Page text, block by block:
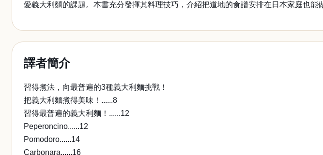
愛義大利麵的課題。本書充分發揮其料理技巧，介紹把道地的食譜安排在日本家庭也能
譯者簡介
習得煮法，向最普遍的3種義大利麵挑戰！
把義大利麵煮得美味！......8
習得最普遍的義大利麵！......12
Peperoncino......12
Pomodoro......14
Carbonara......16